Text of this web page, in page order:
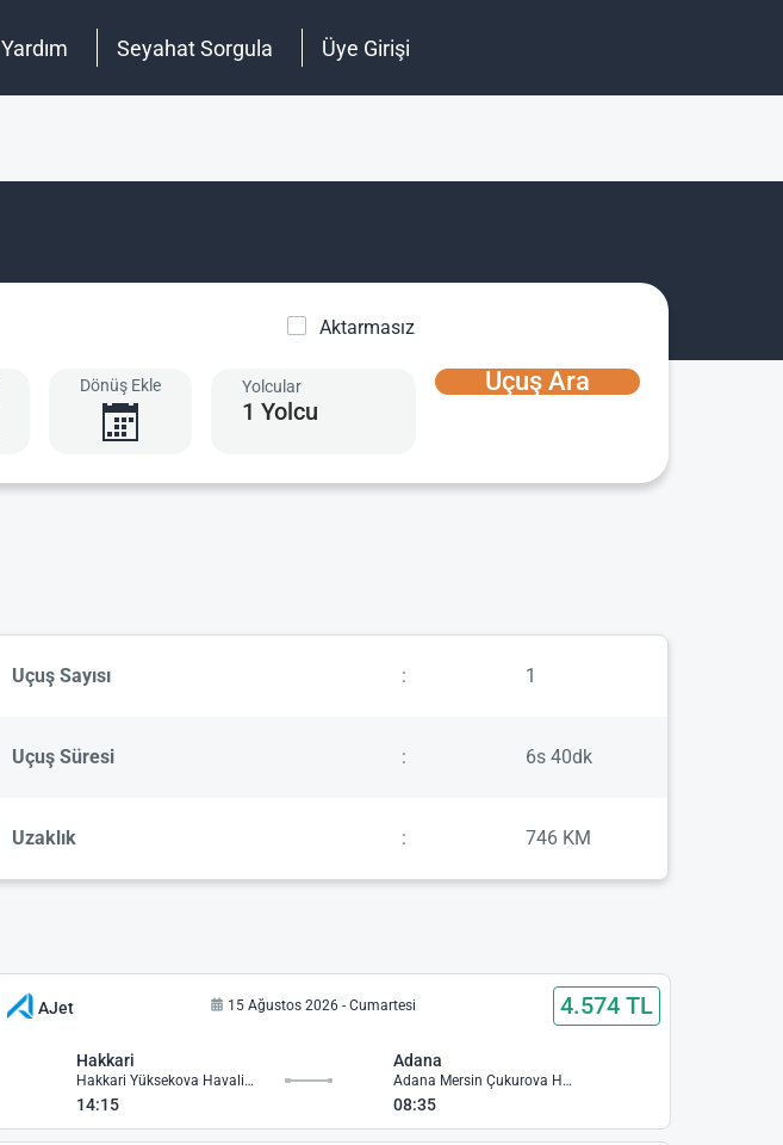
Yardım Seyahat Sorgula Üye Girişi
Aktarmasız
Dönüş Ekle Yolcular
1 Yolcu
Uçuş Ara
Uçuş Sayısı : 1
Uçuş Süresi : 6s 40dk
Uzaklık : 746 KM
AJet 15 Ağustos 2026 - Cumartesi 4.574 TL
Hakkari
Hakkari Yüksekova Havalimanı
14:15
Adana
Adana Mersin Çukurova Havalimanı
08:35